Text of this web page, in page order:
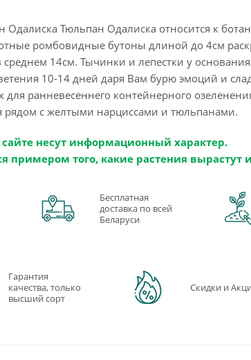
Тюльпан Одалиска относится к
ромбовидные бутоны длиной до 4см
среднем 14см. Тычинки и лепестки у
10-14 дней даря Вам бурю эмоций и
ранневесеннего контейнерного
рядом с желтыми нарциссами и тюльпанами.
несут информационный характер.
примером того, какие растения вырастут
Бесплатная
доставка по всей
Беларуси
Гарантия
качества, только
высший сорт
Скидки и